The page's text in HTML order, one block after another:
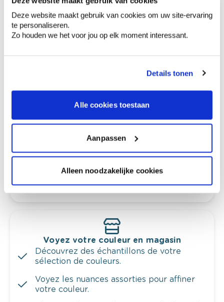
Deze website maakt gebruik van cookies om uw site-ervaring
te personaliseren.
Zo houden we het voor jou op elk moment interessant.
Details tonen
Alle cookies toestaan
Aanpassen
Alleen noodzakelijke cookies
Off white Vert
Magazine Colora
Conseil couleur à domicile
en couleur.
Obtenez un conseil couleur en fonction de
l'éclairage et de votre mobilier.
Obtenez un contrôle technologique de vos
Voyez votre couleur en magasin
Découvrez des échantillons de votre
sélection de couleurs.
Voyez les nuances assorties pour affiner
votre couleur.